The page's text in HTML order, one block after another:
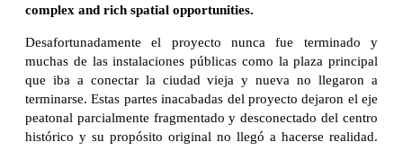
complex and rich spatial opportunities.
Desafortunadamente el proyecto nunca fue terminado y
muchas de las instalaciones públicas como la plaza principal
que iba a conectar la ciudad vieja y nueva no llegaron a
terminarse. Estas partes inacabadas del proyecto dejaron el eje
peatonal parcialmente fragmentado y desconectado del centro
histórico y su propósito original no llegó a hacerse realidad.